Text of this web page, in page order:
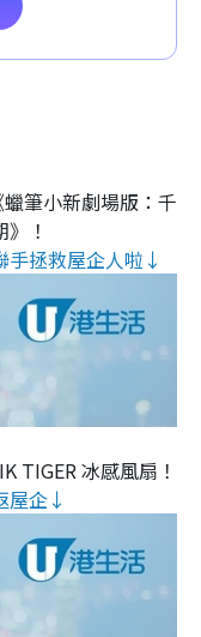
蠟筆小新劇場版：千
！
手拯救屋企人啦↓
TIGER 冰感風扇！
屋企↓